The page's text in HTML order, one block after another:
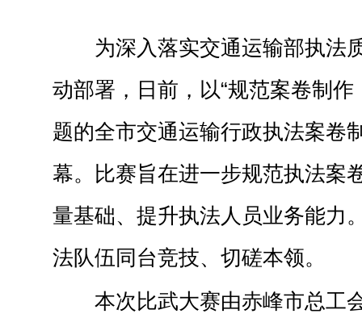
为深入落实交通运输部执法
动部署，日前，以“规范案卷制作
题的全市交通运输行政执法案卷
幕。比赛旨在进一步规范执法案
量基础、提升执法人员业务能力
法队伍同台竞技、切磋本领。
本次比武大赛由赤峰市总工